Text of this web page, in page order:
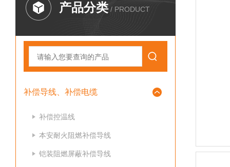
产品分类 / PRODUCT
补偿导线、补偿电缆
补偿控温线
本安耐火阻燃补偿导线
铠装阻燃屏蔽补偿导线